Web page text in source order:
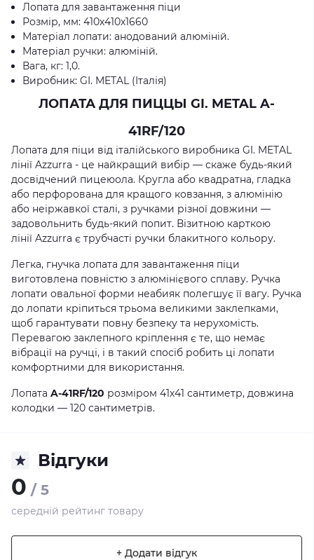
Лопата для завантаження піци
Розмір, мм: 410х410х1660
Матеріал лoпати: анодований алюміній.
Матеріал ручки: алюміній.
Вага, кг: 1,0.
Виробник: GI. METAL (Італія)
ЛОПАТА ДЛЯ ПИЦЦЫ GI. METAL A-
41RF/120
Лопата для піци від італійського виробника GI. METAL
лінії Azzurra - це найкращий вибір — скаже будь-який
досвідчений пицеюола. Кругла або квадратна, гладка
або перфорована для кращого ковзання, з алюмінію
або неіржавкої сталі, з ручками різної довжини —
задовольнить будь-який попит. Візитною карткою
лінії Azzurra є трубчасті ручки блакитного кольору.
Легка, гнучка лопата для завантаження піци
виготовлена повністю з алюмінієвого сплаву. Ручка
лопати овальної форми неабияк полегшує її вагу. Ручка
до лопати кріпиться трьома великими заклепками,
щоб гарантувати повну безпеку та нерухомість.
Перевагою заклепного кріплення є те, що немає
вібрації на ручці, і в такий спосіб робить ці лопати
комфортними для використання.
Лопата A-41RF/120 розміром 41х41 сантиметр, довжина
колодки — 120 сантиметрів.
Відгуки
0 / 5
середній рейтинг товару
+ Додати відгук